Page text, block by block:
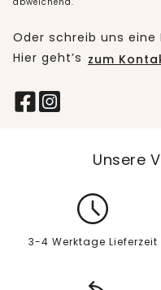
Oder schreib uns eine
Hier geht’s zum
Unsere
3-4 Werktage Lieferzeit